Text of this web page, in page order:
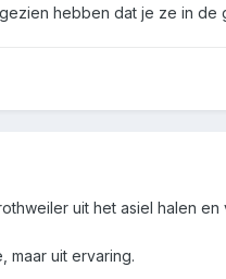
hebben dat je ze in de
uit het asiel halen
maar uit ervaring.